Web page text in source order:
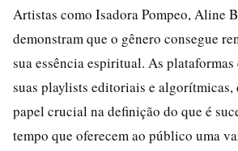
Artistas como Isadora Pompeo, Aline
demonstram que o gênero consegue
sua essência espiritual. As
suas playlists editoriais e algorítmicas,
papel crucial na definição do que é
tempo que oferecem ao público uma